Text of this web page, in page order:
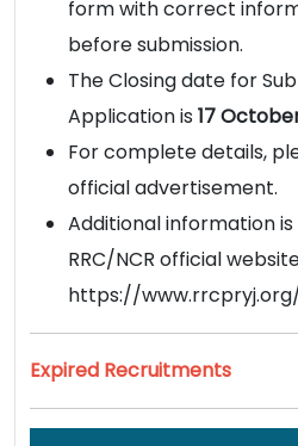
form with correct
before submission.
The Closing date for
Application is 17
For complete details,
official advertisement.
Additional information
RRC/NCR official
https://
Expired Recruitments